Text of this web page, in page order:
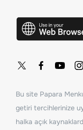
Bu site Papara
getiri tercihlerinize
halka açık